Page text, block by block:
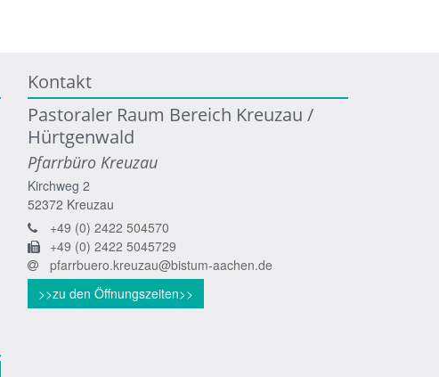
Kontakt
Pastoraler Raum Bereich Kreuzau /
Hürtgenwald
Pfarrbüro Kreuzau
Kirchweg 2
52372 Kreuzau
+49 (0) 2422 504570
+49 (0) 2422 5045729
pfarrbuero.kreuzau@bistum-aachen.de
>>zu den Öffnungszeiten>>